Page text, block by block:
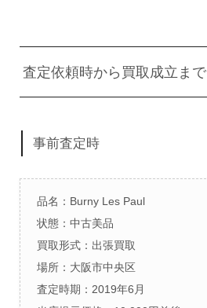
査定依頼時から買取成立まで
事前査定時
品名：Burny Les Paul
状態：中古美品
買取形式：出張買取
場所：大阪市中央区
査定時期：2019年6月